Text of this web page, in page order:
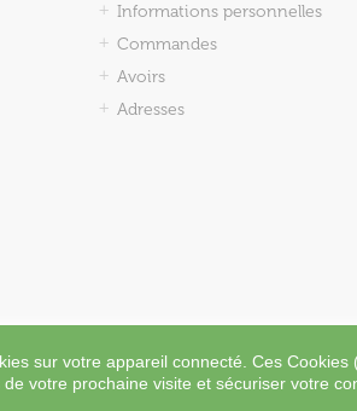
Informations personnelles
Commandes
Avoirs
Adresses
- 2024 L'Oasis des Saveurs.
sur votre appareil connecté. Ces
votre prochaine visite et sécuriser votre